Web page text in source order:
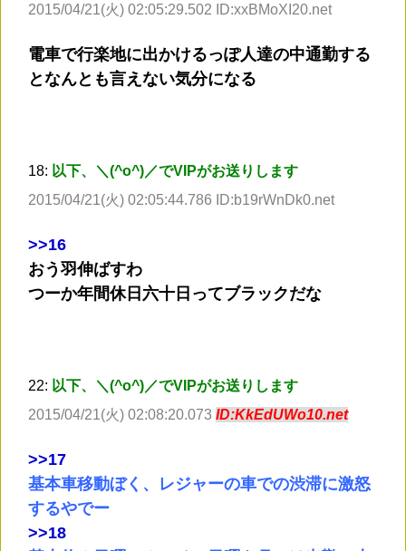
2015/04/21(火) 02:05:29.502 ID:xxBMoXI20.net
電車で行楽地に出かけるっぽ人達の中通勤する
となんとも言えない気分になる
18: 以下、＼(^o^)／でVIPがお送りします
2015/04/21(火) 02:05:44.786 ID:b19rWnDk0.net
>>16
おう羽伸ばすわ
つーか年間休日六十日ってブラックだな
22: 以下、＼(^o^)／でVIPがお送りします
2015/04/21(火) 02:08:20.073 ID:KkEdUWo10.net
>>17
基本車移動ぼく、レジャーの車での渋滞に激怒
するやでー
>>18